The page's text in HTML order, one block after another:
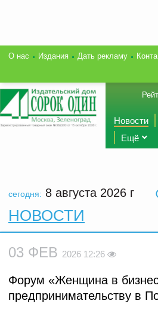
О нас Издания Дать рекламу
Новости
Ещё
сегодня: 8 августа 2026 г
НОВОСТИ
03 ФЕВ 2026 12:26
Форум «Женщина в
предпринимательству в